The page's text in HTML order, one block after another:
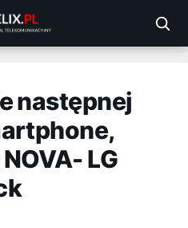
następnej
LG